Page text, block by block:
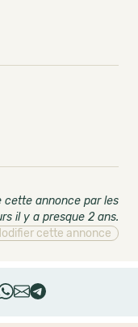
cette annonce par les
il y a presque 2 ans.
cette annonce